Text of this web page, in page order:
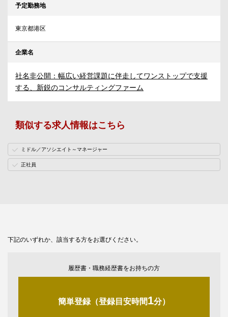
予定勤務地
東京都港区
企業名
社名非公開：幅広い経営課題に伴走してワンストップで支援
する、新鋭のコンサルティングファーム
類似する求人情報はこちら
ミドル／アソシエイト～マネージャー
正社員
下記のいずれか、該当する方をお選びください。
履歴書・職務経歴書をお持ちの方
簡単登録（登録目安時間1分）